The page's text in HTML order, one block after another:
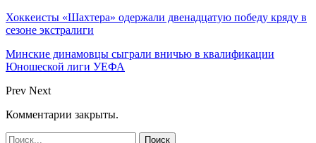
Хоккеисты «Шахтера» одержали двенадцатую победу кряду в
сезоне экстралиги
Минские динамовцы сыграли вничью в квалификации
Юношеской лиги УЕФА
Prev Next
Комментарии закрыты.